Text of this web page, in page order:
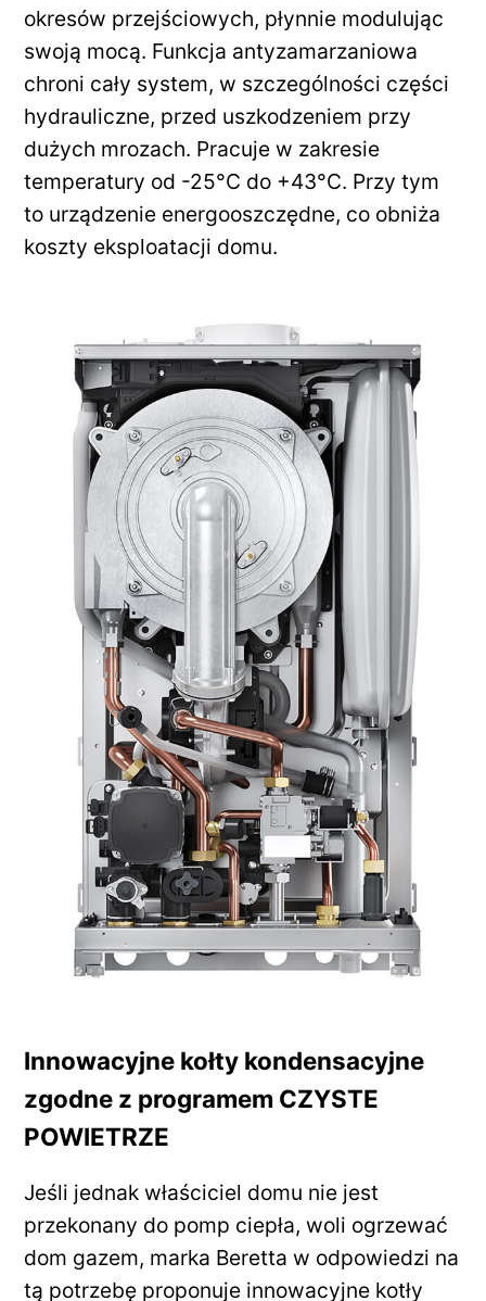
okresów przejściowych, płynnie modulując
swoją mocą. Funkcja antyzamarzaniowa
chroni cały system, w szczególności części
hydrauliczne, przed uszkodzeniem przy
dużych mrozach. Pracuje w zakresie
temperatury od -25°C do +43°C. Przy tym
to urządzenie energooszczędne, co obniża
koszty eksploatacji domu.
Innowacyjne kołty kondensacyjne
zgodne z programem CZYSTE
POWIETRZE
Jeśli jednak właściciel domu nie jest
przekonany do pomp ciepła, woli ogrzewać
dom gazem, marka Beretta w odpowiedzi na
tą potrzebę proponuje innowacyjne kotły